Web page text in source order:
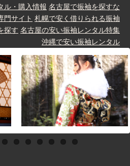
ル・購入情報 名古屋で振袖を探すな
門サイト 札幌で安く借りられる振袖
探す 名古屋の安い振袖レンタル特集
沖縄で安い振袖レンタル